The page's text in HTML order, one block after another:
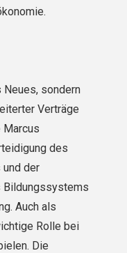
Neues, sondern
Verträge
des
der
Bildungssystems
Auch als
Rolle bei
Die